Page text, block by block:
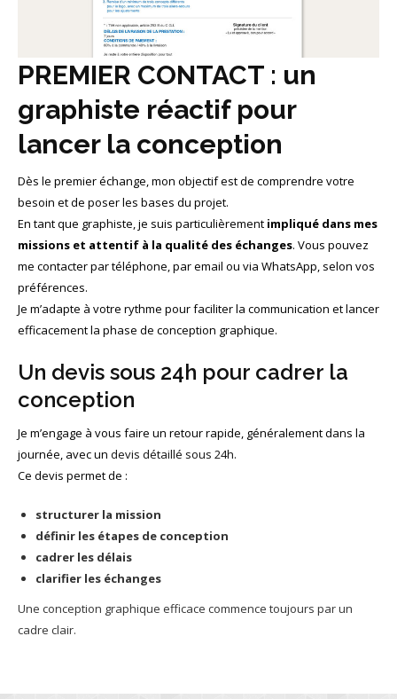
PREMIER CONTACT : un
graphiste réactif pour
lancer la conception
Dès le premier échange, mon objectif est de comprendre votre
besoin et de poser les bases du projet.
En tant que graphiste, je suis particulièrement impliqué dans mes
missions et attentif à la qualité des échanges. Vous pouvez
me contacter par téléphone, par email ou via WhatsApp, selon vos
préférences.
Je m’adapte à votre rythme pour faciliter la communication et lancer
efficacement la phase de conception graphique.
Un devis sous 24h pour cadrer la
conception
Je m’engage à vous faire un retour rapide, généralement dans la
journée, avec un devis détaillé sous 24h.
Ce devis permet de :
structurer la mission
définir les étapes de conception
cadrer les délais
clarifier les échanges
Une conception graphique efficace commence toujours par un
cadre clair.